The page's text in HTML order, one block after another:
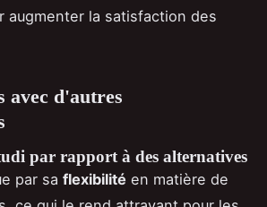
augmenter la satisfaction des
avec d'autres
par rapport à des alternatives
par sa flexibilité en matière de